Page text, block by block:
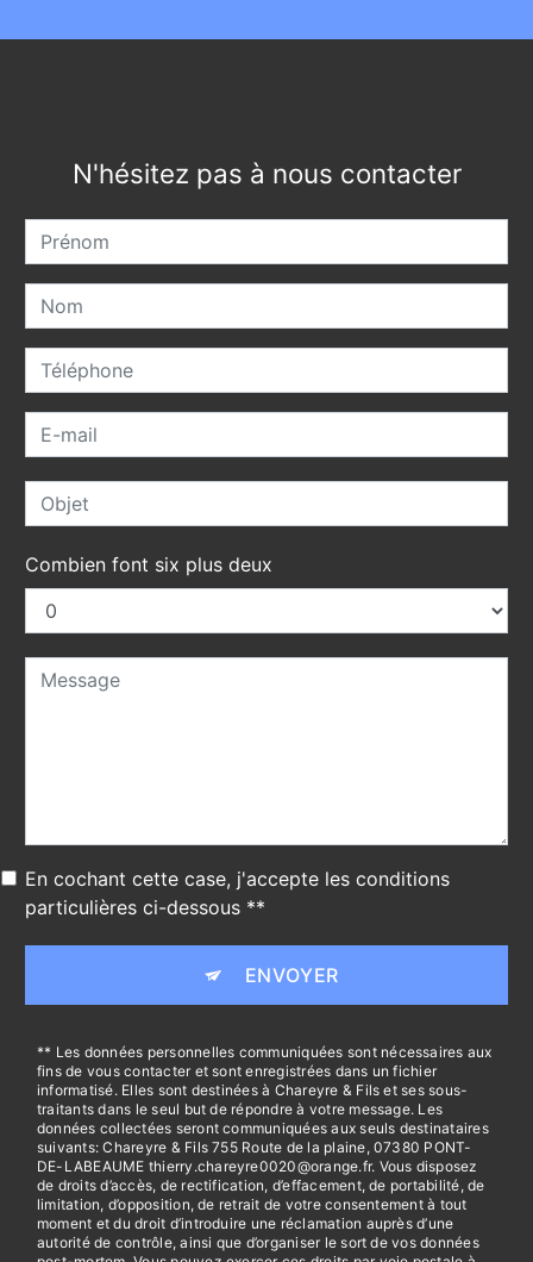
N'hésitez pas à nous contacter
Combien font six plus deux
En cochant cette case, j'accepte les conditions
particulières ci-dessous **
ENVOYER
** Les données personnelles communiquées sont nécessaires aux
fins de vous contacter et sont enregistrées dans un fichier
informatisé. Elles sont destinées à Chareyre & Fils et ses sous-
traitants dans le seul but de répondre à votre message. Les
données collectées seront communiquées aux seuls destinataires
suivants: Chareyre & Fils 755 Route de la plaine, 07380 PONT-
DE-LABEAUME thierry.chareyre0020@orange.fr. Vous disposez
de droits d’accès, de rectification, d’effacement, de portabilité, de
limitation, d’opposition, de retrait de votre consentement à tout
moment et du droit d’introduire une réclamation auprès d’une
autorité de contrôle, ainsi que d’organiser le sort de vos données